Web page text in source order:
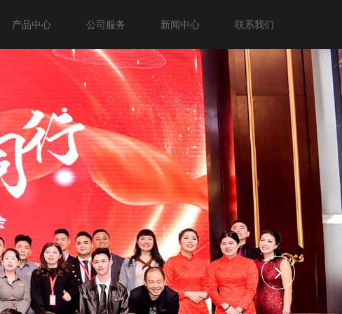
产品中心 公司服务 新闻中心 联系我们